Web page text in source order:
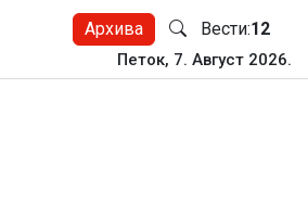
Архива Вести:12
Петок, 7. Август 2026.